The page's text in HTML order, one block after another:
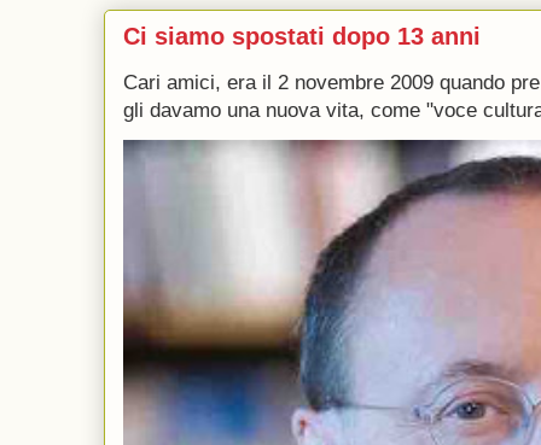
Ci siamo spostati dopo 13 anni
Cari amici, era il 2 novembre 2009 quando
gli davamo una nuova vita, come "voce